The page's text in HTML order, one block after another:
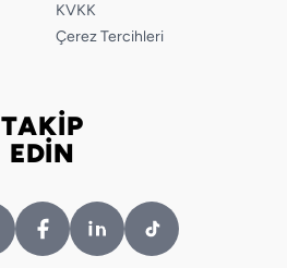
KVKK
Çerez Tercihleri
TAKİP
EDİN